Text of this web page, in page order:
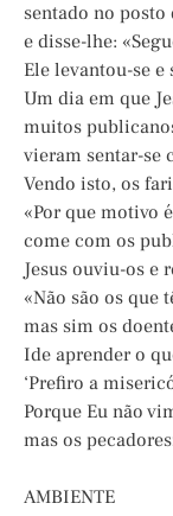
sentado no posto
e disse-lhe:
Ele levantou-se e
Um dia em que
muitos
vieram sentar-se
Vendo isto, os
«Por que motivo
come com os
Jesus ouviu-os e
«Não são os que
mas sim os
Ide aprender o
‘Prefiro a
Porque Eu não
mas os
AMBIENTE